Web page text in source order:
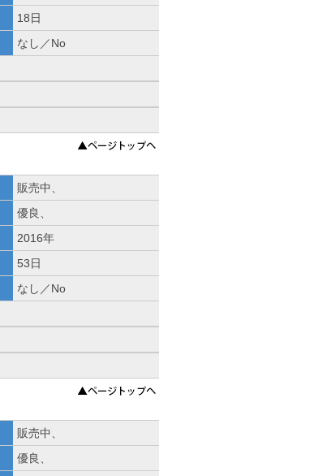
18日
なし／No
販売中、
優良、
2016年
53日
なし／No
販売中、
優良、